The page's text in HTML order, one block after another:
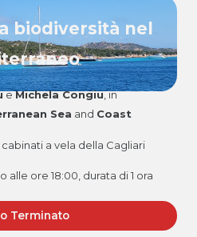
biodiversità nel
eMichela Congiu, in
Sea and Coast
a vela della Cagliari
alle ore 18:00, durata di 1 ora
Terminato